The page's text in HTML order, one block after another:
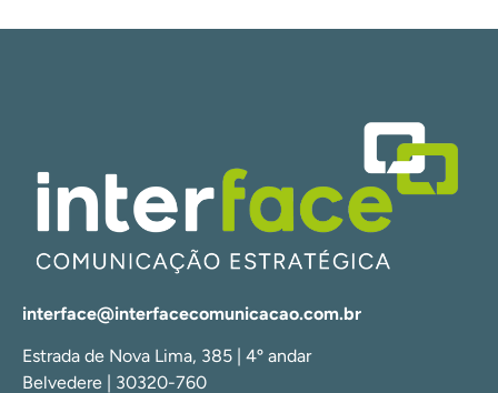
interface@interfacecomunicacao.com.br
Estrada de Nova Lima, 385 | 4º andar
Belvedere | 30320-760